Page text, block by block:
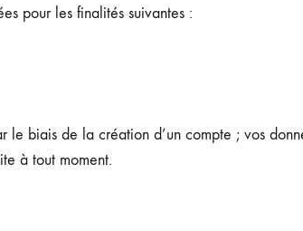
pour les finalités suivantes :
le biais de la création d’un compte ; vos
à tout moment.